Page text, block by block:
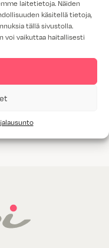
laitetietoja. Näiden
käsitellä tietoja,
tällä sivustolla.
voi vaikuttaa haitallisesti